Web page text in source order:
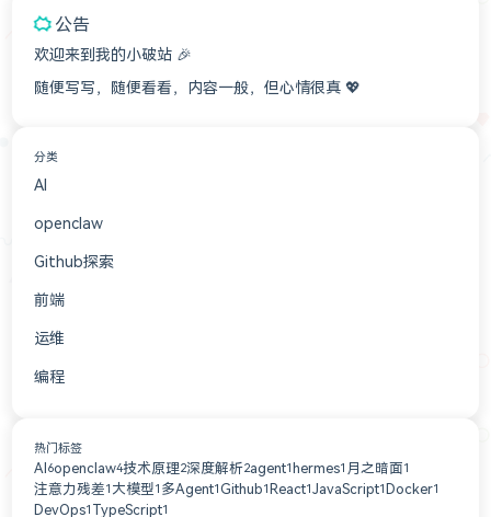
公告
欢迎来到我的小破站 🎉
随便写写，随便看看，内容一般，但心情很真 💖
分类
AI
openclaw
Github探索
前端
运维
编程
热门标签
AI 6openclaw4技术原理2深度解析2agent1 hermes1 月之暗面1
注意力残差1 大模型1 多Agent1Github1 React1JavaScript1 Docker1
DevOps1 TypeScript1